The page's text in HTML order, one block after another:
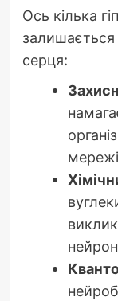
Ось кілька
залишається
серця: